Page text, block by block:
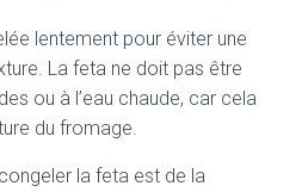
lentement pour éviter une
La feta ne doit pas être
ou à l’eau chaude, car cela
du fromage.
la feta est de la